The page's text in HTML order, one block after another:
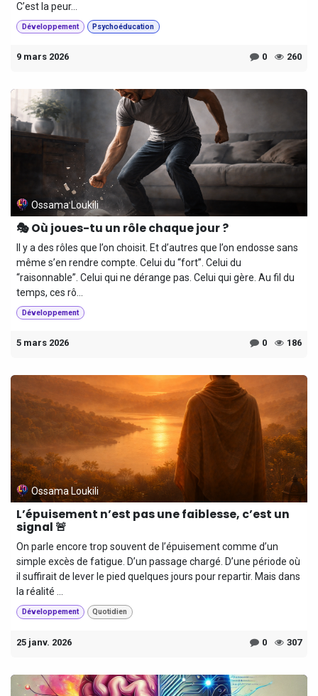
C’est la peur...
Développement Psychoéducation
9 mars 2026 0 260
Ossama Loukili
🎭 Où joues-tu un rôle chaque jour ?
Il y a des rôles que l’on choisit. Et d’autres que l’on endosse sans
même s’en rendre compte. Celui du “fort”. Celui du
“raisonnable”. Celui qui ne dérange pas. Celui qui gère. Au fil du
temps, ces rô...
Développement
5 mars 2026 0 186
Ossama Loukili
L’épuisement n’est pas une faiblesse, c’est un
signal 🚨
On parle encore trop souvent de l’épuisement comme d’un
simple excès de fatigue. D’un passage chargé. D’une période où
il suffirait de lever le pied quelques jours pour repartir. Mais dans
la réalité ...
Développement Quotidien
25 janv. 2026 0 307